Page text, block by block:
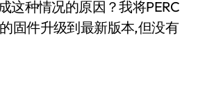
这种情况的原因？我将PERC
固件升级到最新版本,但没有